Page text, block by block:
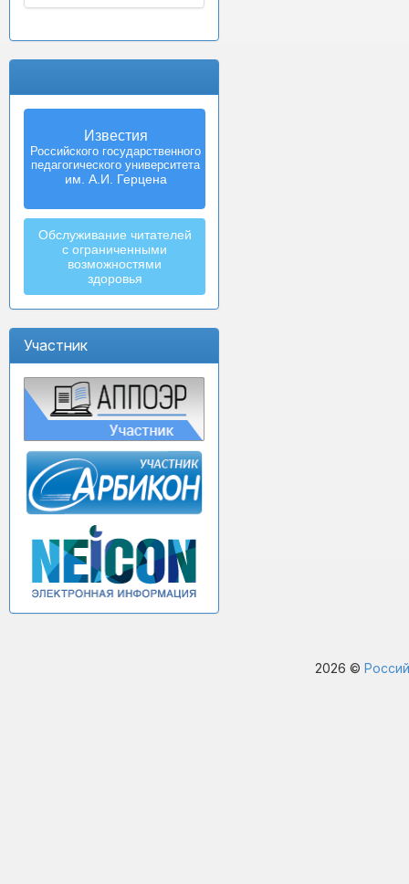
Известия
Российского государственного
педагогического университета
им. А.И. Герцена
Обслуживание читателей
с ограниченными
возможностями
здоровья
Участник
2026 ©